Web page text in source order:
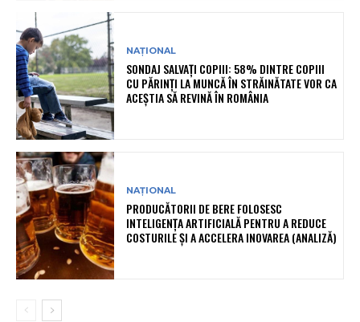
NAȚIONAL
SONDAJ SALVAȚI COPIII: 58% DINTRE COPIII
CU PĂRINȚI LA MUNCĂ ÎN STRĂINĂTATE VOR CA
ACEȘTIA SĂ REVINĂ ÎN ROMÂNIA
NAȚIONAL
PRODUCĂTORII DE BERE FOLOSESC
INTELIGENȚA ARTIFICIALĂ PENTRU A REDUCE
COSTURILE ȘI A ACCELERA INOVAREA (ANALIZĂ)